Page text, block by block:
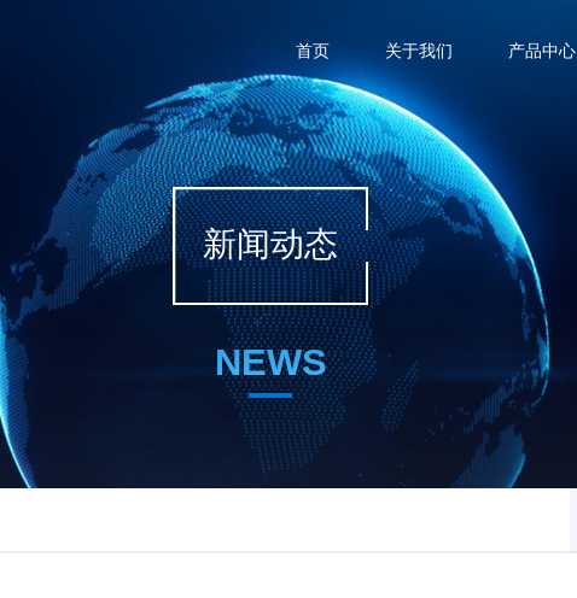
首页 关于我们 产品中心
新闻动态
NEWS